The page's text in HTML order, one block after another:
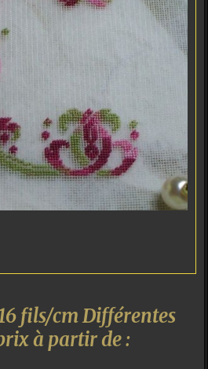
fils/cm Différentes
à partir de :